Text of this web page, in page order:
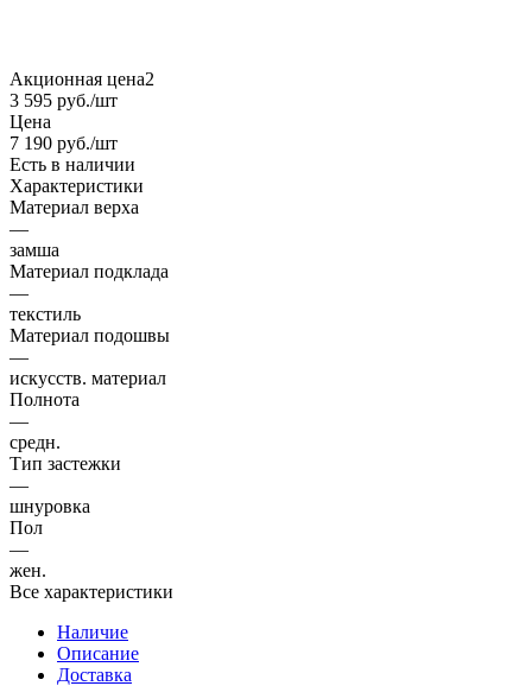
Акционная цена2
3 595 руб./шт
Цена
7 190 руб./шт
Есть в наличии
Характеристики
Материал верха
—
замша
Материал подклада
—
текстиль
Материал подошвы
—
искусств. материал
Полнота
—
средн.
Тип застежки
—
шнуровка
Пол
—
жен.
Все характеристики
Наличие
Описание
Доставка